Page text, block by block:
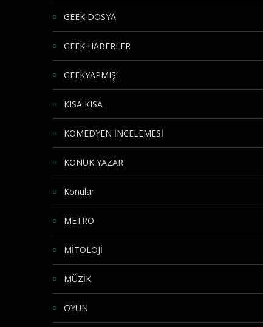
GEEK DOSYA
GEEK HABERLER
GEEKYAPMIŞ!
KISA KISA
KOMEDYEN İNCELEMESİ
KONUK YAZAR
Konular
METRO
MİTOLOJİ
MÜZİK
OYUN